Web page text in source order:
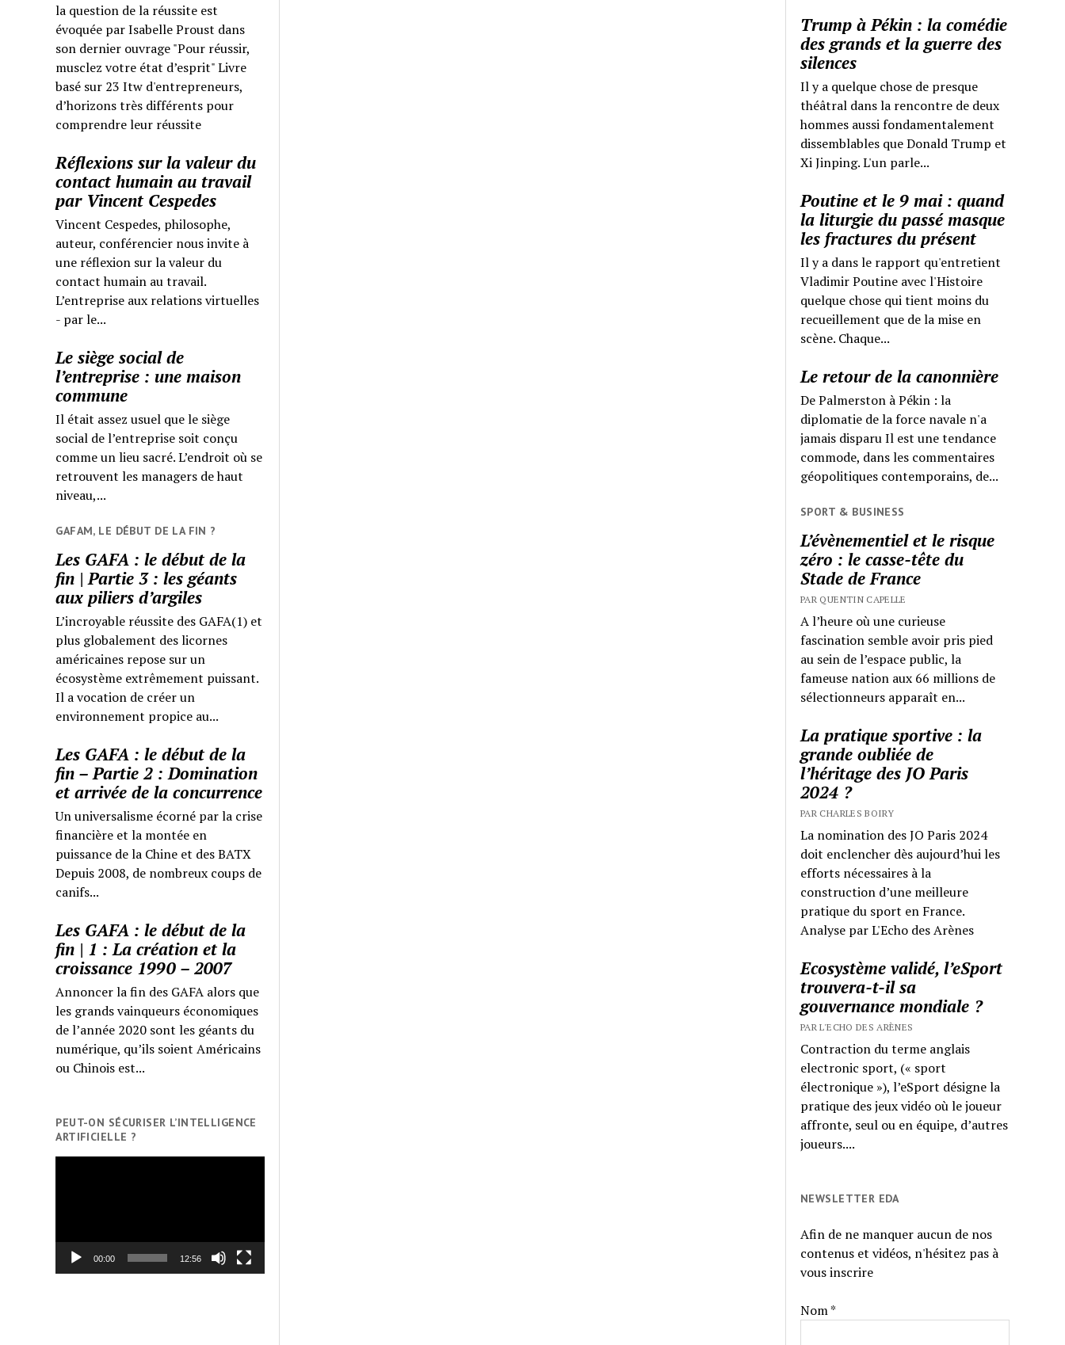
la question de la réussite est
évoquée par Isabelle Proust dans
son dernier ouvrage "Pour réussir,
musclez votre état d’esprit" Livre
basé sur 23 Itw d'entrepreneurs,
d’horizons très différents pour
comprendre leur réussite
Réflexions sur la valeur du
contact humain au travail
par Vincent Cespedes
Vincent Cespedes, philosophe,
auteur, conférencier nous invite à
une réflexion sur la valeur du
contact humain au travail.
L’entreprise aux relations virtuelles
- par le...
Le siège social de
l’entreprise : une maison
commune
Il était assez usuel que le siège
social de l’entreprise soit conçu
comme un lieu sacré. L’endroit où se
retrouvent les managers de haut
niveau,...
GAFAM, LE DÉBUT DE LA FIN ?
Les GAFA : le début de la
fin | Partie 3 : les géants
aux piliers d’argiles
L’incroyable réussite des GAFA(1) et
plus globalement des licornes
américaines repose sur un
écosystème extrêmement puissant.
Il a vocation de créer un
environnement propice au...
Les GAFA : le début de la
fin – Partie 2 : Domination
et arrivée de la concurrence
Un universalisme écorné par la crise
financière et la montée en
puissance de la Chine et des BATX
Depuis 2008, de nombreux coups de
canifs...
Les GAFA : le début de la
fin | 1 : La création et la
croissance 1990 – 2007
Annoncer la fin des GAFA alors que
les grands vainqueurs économiques
de l’année 2020 sont les géants du
numérique, qu’ils soient Américains
ou Chinois est...
PEUT-ON SÉCURISER L’INTELLIGENCE
ARTIFICIELLE ?
00:00 12:56
Trump à Pékin : la comédie
des grands et la guerre des
silences
Il y a quelque chose de presque
théâtral dans la rencontre de deux
hommes aussi fondamentalement
dissemblables que Donald Trump et
Xi Jinping. L'un parle...
Poutine et le 9 mai : quand
la liturgie du passé masque
les fractures du présent
Il y a dans le rapport qu'entretient
Vladimir Poutine avec l'Histoire
quelque chose qui tient moins du
recueillement que de la mise en
scène. Chaque...
Le retour de la canonnière
De Palmerston à Pékin : la
diplomatie de la force navale n'a
jamais disparu Il est une tendance
commode, dans les commentaires
géopolitiques contemporains, de...
SPORT & BUSINESS
L’évènementiel et le risque
zéro : le casse-tête du
Stade de France
PAR QUENTIN CAPELLE
A l’heure où une curieuse
fascination semble avoir pris pied
au sein de l’espace public, la
fameuse nation aux 66 millions de
sélectionneurs apparaît en...
La pratique sportive : la
grande oubliée de
l’héritage des JO Paris
2024 ?
PAR CHARLES BOIRY
La nomination des JO Paris 2024
doit enclencher dès aujourd’hui les
efforts nécessaires à la
construction d’une meilleure
pratique du sport en France.
Analyse par L'Echo des Arènes
Ecosystème validé, l’eSport
trouvera-t-il sa
gouvernance mondiale ?
PAR L'ECHO DES ARÈNES
Contraction du terme anglais
electronic sport, (« sport
électronique »), l’eSport désigne la
pratique des jeux vidéo où le joueur
affronte, seul ou en équipe, d’autres
joueurs....
NEWSLETTER EDA
Afin de ne manquer aucun de nos
contenus et vidéos, n'hésitez pas à
vous inscrire
Nom *